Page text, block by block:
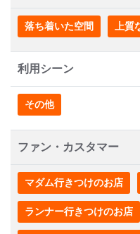
落ち着いた空間 上質
利用シーン
その他
ファン・カスタマー
マダム行きつけのお店
ランナー行きつけのお店